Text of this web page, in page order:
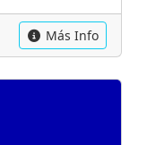
Más Info